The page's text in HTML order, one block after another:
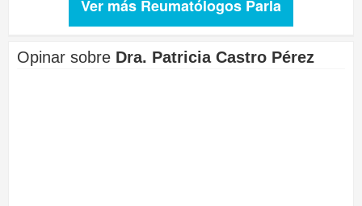
Ver más Reumatólogos Parla
Opinar sobre Dra. Patricia Castro Pérez